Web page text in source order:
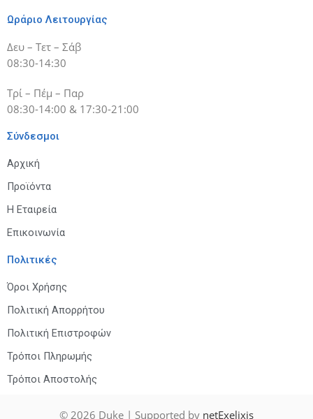
Ωράριο Λειτουργίας
Δευ – Τετ – Σάβ
08:30-14:30
Τρί – Πέμ – Παρ
08:30-14:00 & 17:30-21:00
Σύνδεσμοι
Αρχική
Προϊόντα
Η Εταιρεία
Επικοινωνία
Πολιτικές
Όροι Χρήσης
Πολιτική Απορρήτου
Πολιτική Επιστροφών
Τρόποι Πληρωμής
Τρόποι Αποστολής
© 2026 Duke | Supported by netExelixis